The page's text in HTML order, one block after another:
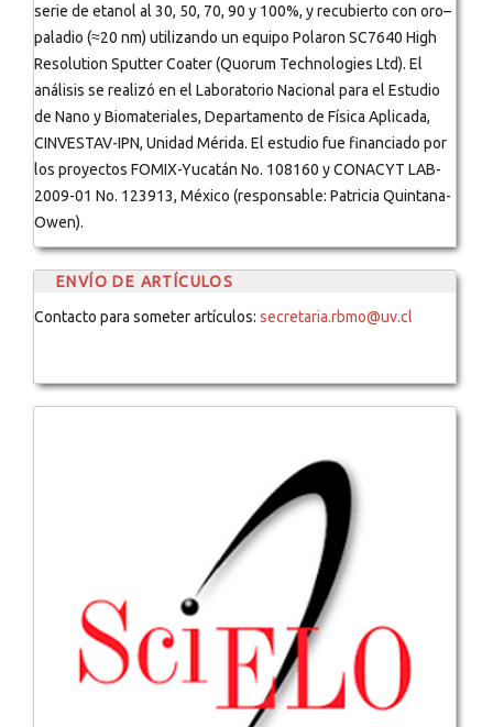
serie de etanol al 30, 50, 70, 90 y 100%, y recubierto con oro–
paladio (≈20 nm) utilizando un equipo Polaron SC7640 High
Resolution Sputter Coater (Quorum Technologies Ltd). El
análisis se realizó en el Laboratorio Nacional para el Estudio
de Nano y Biomateriales, Departamento de Física Aplicada,
CINVESTAV-IPN, Unidad Mérida. El estudio fue financiado por
los proyectos FOMIX-Yucatán No. 108160 y CONACYT LAB-
2009-01 No. 123913, México (responsable: Patricia Quintana-
Owen).
ENVÍO DE ARTÍCULOS
Contacto para someter artículos: secretaria.rbmo@uv.cl